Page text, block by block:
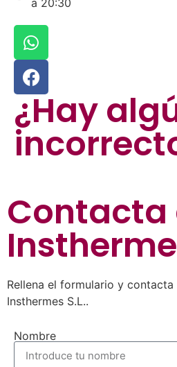
a 20:30
¿Hay
Contacta
Rellena el formulario y
Insthermes S.L..
Nombre